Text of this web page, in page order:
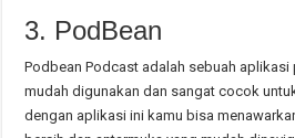
3. PodBean
Podbean Podcast adalah sebuah
mudah digunakan dan sangat cocok
dengan aplikasi ini kamu bisa